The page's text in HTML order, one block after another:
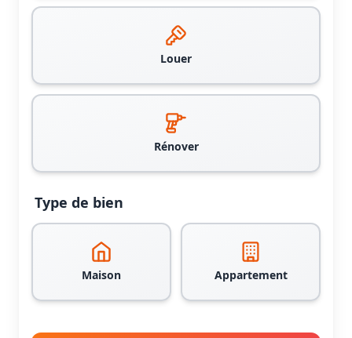
Louer
Rénover
Type de bien
Maison Appartement